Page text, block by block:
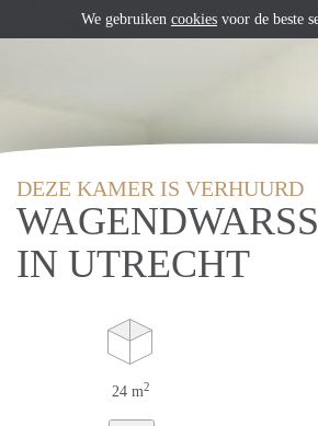
DEZE KAMER IS VERHUURD
IN UTRECHT
24 m2
We gebruiken cookies voor de beste